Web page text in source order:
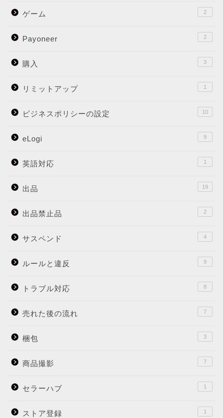
ゲーム 2
Payoneer 2
購入 3
リミットアップ 1
ビジネスポリシーの設定 10
eLogi 9
英語対応 1
出品 19
出品禁止品 2
サスペンド 4
ルールと違反 9
トラブル対応 8
売れた後の流れ 7
梱包 3
商品撮影 7
セラーハブ 1
ストア登録 1